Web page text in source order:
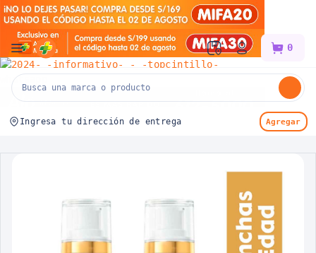
Mifarma 0
Ingresa tu dirección de entrega Agregar